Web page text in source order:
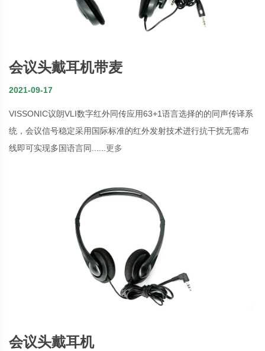
会议头戴耳机带麦
2021-09-17
VISSONIC议朗VLI数字红外同传应用63+1语言选择的的同声传译系
统，会议信号稳定采用国际标准的红外发射技术进行抗干扰无需布
线即可实现多国语言同...... 更多
会议头戴耳机